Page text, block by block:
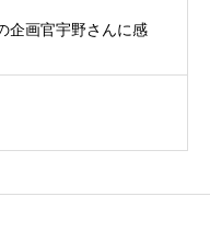
企画官宇野さんに感